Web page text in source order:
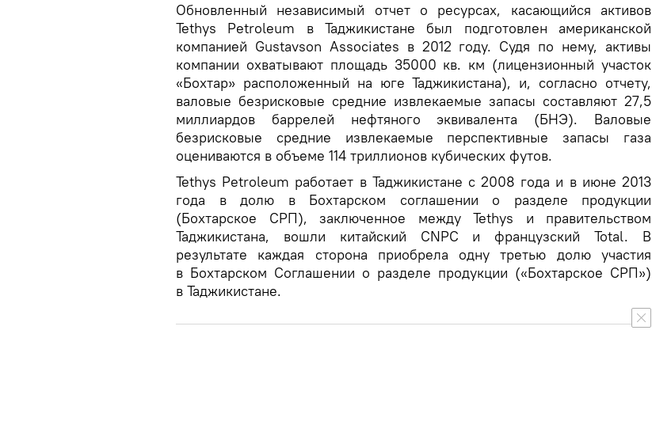
Обновленный независимый отчет о ресурсах, касающийся активов
Tethys Petroleum в Таджикистане был подготовлен американской
компанией Gustavson Associates в 2012 году. Судя по нему, активы
компании охватывают площадь 35000 кв. км (лицензионный участок
«Бохтар» расположенный на юге Таджикистана), и, согласно отчету,
валовые безрисковые средние извлекаемые запасы составляют 27,5
миллиардов баррелей нефтяного эквивалента (БНЭ). Валовые
безрисковые средние извлекаемые перспективные запасы газа
оцениваются в объеме 114 триллионов кубических футов.
Tethys Petroleum работает в Таджикистане с 2008 года и в июне 2013
года в долю в Бохтарском соглашении о разделе продукции
(Бохтарское СРП), заключенное между Tethys и правительством
Таджикистана, вошли китайский CNPC и французский Total. В
результате каждая сторона приобрела одну третью долю участия
в Бохтарском Соглашении о разделе продукции («Бохтарское СРП»)
в Таджикистане.